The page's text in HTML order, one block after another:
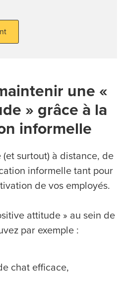
une «
» grâce à la
informelle
(et surtout) à distance, de
informelle tant pour
de vos employés.
attitude » au sein de
par exemple :
chat efficace,